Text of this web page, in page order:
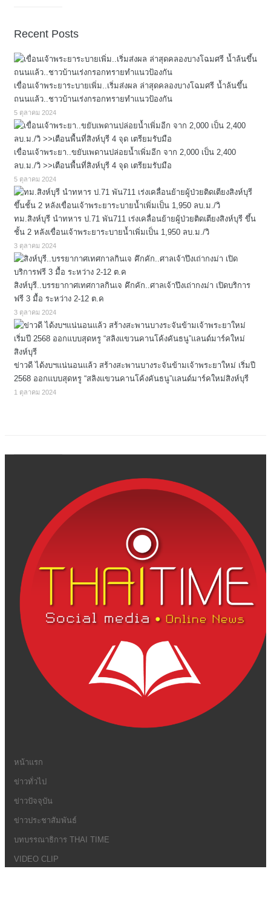
Recent Posts
เขื่อนเจ้าพระยาระบายเพิ่ม..เริ่มส่งผล ล่าสุดคลองบางโฉมศรี น้ำล้นขึ้น
ถนนแล้ว..ชาวบ้านเร่งกรอกทรายทำแนวป้องกัน
5 ตุลาคม 2024
เขื่อนเจ้าพระยา..ขยับเพดานปล่อยน้ำเพิ่มอีก จาก 2,000 เป็น 2,400
ลบ.ม./วิ >>เตือนพื้นที่สิงห์บุรี 4 จุด เตรียมรับมือ
5 ตุลาคม 2024
ทม.สิงห์บุรี นำทหาร ป.71 พัน711 เร่งเคลื่อนย้ายผู้ป่วยติดเตียงสิงห์บุรี ขึ้น
ชั้น 2 หลังเขื่อนเจ้าพระยาระบายน้ำเพิ่มเป็น 1,950 ลบ.ม./วิ
3 ตุลาคม 2024
สิงห์บุรี..บรรยากาศเทศกาลกินเจ คึกคัก..ศาลเจ้าปึงเถ่ากงม่า เปิดบริการ
ฟรี 3 มื้อ ระหว่าง 2-12 ต.ค
3 ตุลาคม 2024
ข่าวดี ได้งบฯแน่นอนแล้ว สร้างสะพานบางระจันข้ามเจ้าพระยาใหม่ เริ่มปี
2568 ออกแบบสุดหรู “สลิงแขวนคานโค้งคันธนู”แลนด์มาร์คใหม่สิงห์บุรี
1 ตุลาคม 2024
หน้าแรก
ข่าวทั่วไป
ข่าวปัจจุบัน
ข่าวประชาสัมพันธ์
บทบรรณาธิการ THAI TIME
VIDEO CLIP